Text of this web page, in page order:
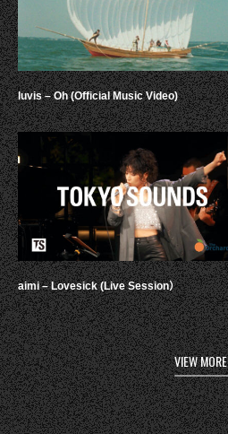
luvis – Oh (Official Music Video)
aimi – Lovesick (Live Session）
VIEW MORE